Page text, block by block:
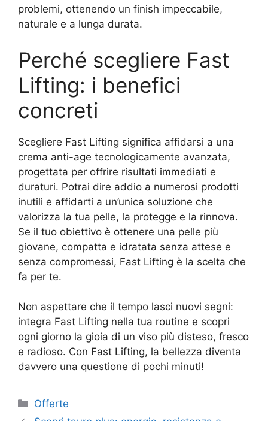
problemi, ottenendo un finish impeccabile,
naturale e a lunga durata.
Perché scegliere Fast
Lifting: i benefici
concreti
Scegliere Fast Lifting significa affidarsi a una
crema anti-age tecnologicamente avanzata,
progettata per offrire risultati immediati e
duraturi. Potrai dire addio a numerosi prodotti
inutili e affidarti a un’unica soluzione che
valorizza la tua pelle, la protegge e la rinnova.
Se il tuo obiettivo è ottenere una pelle più
giovane, compatta e idratata senza attese e
senza compromessi, Fast Lifting è la scelta che
fa per te.
Non aspettare che il tempo lasci nuovi segni:
integra Fast Lifting nella tua routine e scopri
ogni giorno la gioia di un viso più disteso, fresco
e radioso. Con Fast Lifting, la bellezza diventa
davvero una questione di pochi minuti!
Categorie
Offerte